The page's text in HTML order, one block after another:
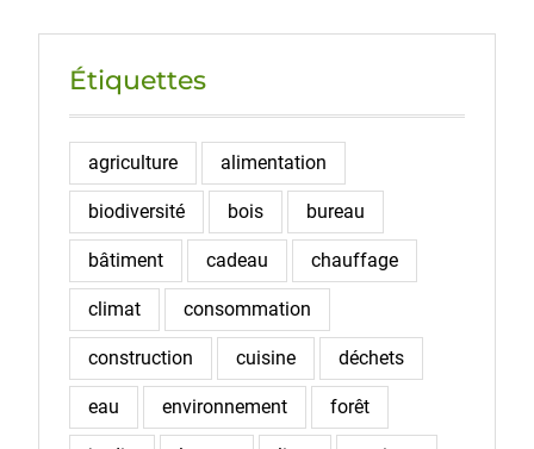
Étiquettes
agriculture alimentation
biodiversité bois bureau
bâtiment cadeau chauffage
climat consommation
construction cuisine déchets
eau environnement forêt